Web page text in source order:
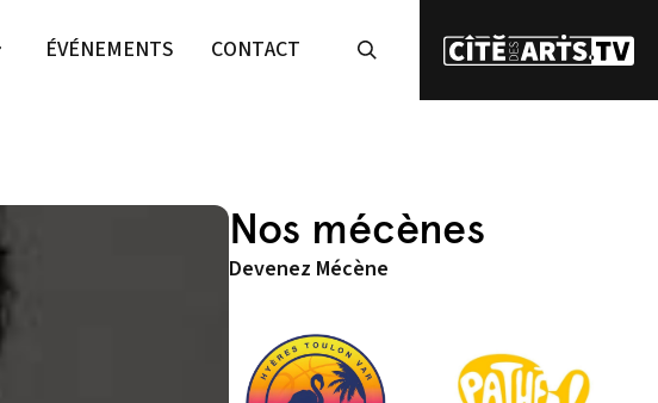
ÉVÉNEMENTS CONTACT
Nos mécènes
Devenez Mécène